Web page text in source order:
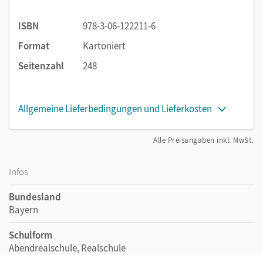
ISBN
978-3-06-122211-6
Format
Kartoniert
Seitenzahl
248
Allgemeine Lieferbedingungen und Lieferkosten
Alle Preisangaben inkl. MwSt.
Infos
Bundesland
Bayern
Schulform
Abendrealschule, Realschule